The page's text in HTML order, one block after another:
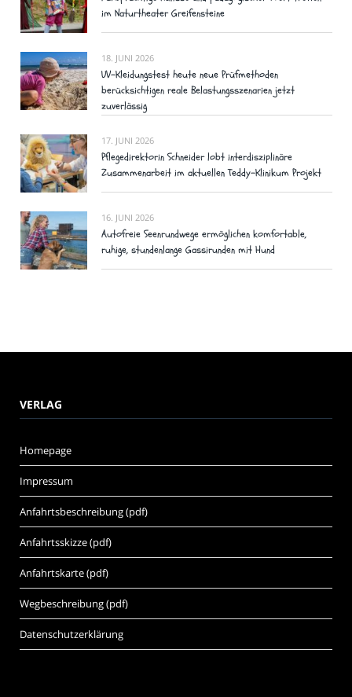
im Naturtheater Greifensteine
18. JUNI 2026
UV-Kleidungstest heute neue Prüfmethoden
berücksichtigen reale Belastungsszenarien jetzt
zuverlässig
17. JUNI 2026
Pflegedirektorin Schneider lobt interdisziplinäre
Zusammenarbeit im aktuellen Teddy-Klinikum Projekt
16. JUNI 2026
Autofreie Seenrundwege ermöglichen komfortable,
ruhige, stundenlange Gassirunden mit Hund
VERLAG
Homepage
Impressum
Anfahrtsbeschreibung (pdf)
Anfahrtsskizze (pdf)
Anfahrtskarte (pdf)
Wegbeschreibung (pdf)
Datenschutzerklärung